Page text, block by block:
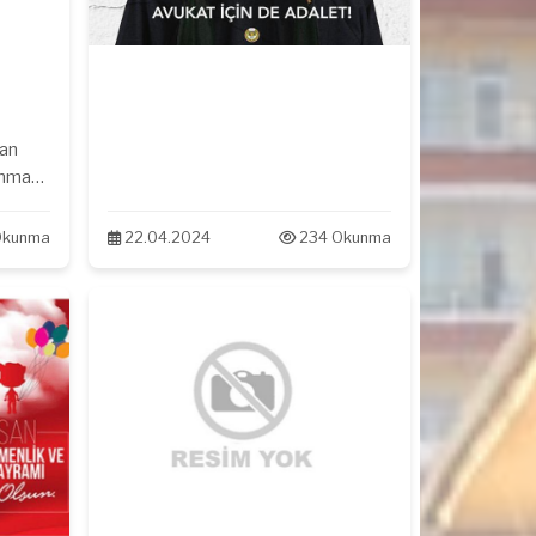
de
22.04.2024 234 Okunma